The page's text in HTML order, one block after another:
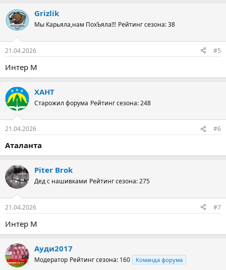
Grizlik
Мы Карьяла,нам ПохЪяла!!! Рейтинг сезона: 38
21.04.2026 #5
Интер М
ХАНТ
Старожил форума Рейтинг сезона: 248
21.04.2026 #6
Аталанта
Piter Brok
Дед с нашивками Рейтинг сезона: 275
21.04.2026 #7
Интер М
Ауди2017
Модератор Рейтинг сезона: 160 Команда форума